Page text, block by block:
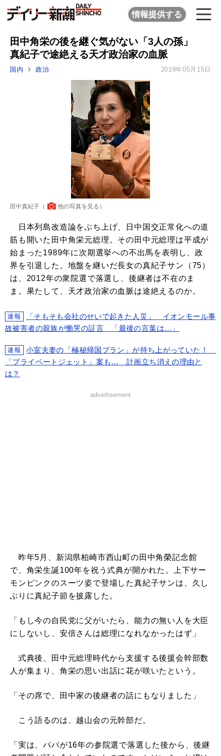
情報提供する
田中角栄の後を継ぐ気がない「3人の孫」
真紀子で途絶える天才政治家の血脈
国内 政治 2019年05月15日
田中真紀子（ 他の写真を見る ）
日本列島改造論をぶち上げ、日中国交正常化への道
筋も開いた田中角栄元総理。その田中元総理は平成が
始まった1989年に次期選挙への不出馬を表明し、政
界を引退した。地盤を継いだ長女の真紀子サン（75）
は、2012年の衆院選で落選し、後継者は不在のま
ま。果たして、天才政治家の血脈は途絶えるのか。
速報
「そもそも会社のせいで起きた人災」 イオンモール事
故被害者の親族が慟哭の証言 「最後の言葉は…」
速報
小室夫妻の「極秘帰国プラン」が持ち上がっていた！
「プライベートジェット」案も… 計画立ち消えの理由と
は？
advertisement
昨年5月、新潟県柏崎市西山町の田中角榮記念館
で、角栄生誕100年を祝う式典が開かれた。上下サー
モンピンクのスーツ姿で登場した真紀子サンは、久し
ぶりに真紀子節を披露した。
「もし今の自民党に父がいたら、能力の無い人を大臣
にしないし、安倍さんは総理になれなかったはず」
式典後、田中元総理時代から支援する後援会幹部数
人が集まり、角栄の思い出話に花が咲いたという。
「その席で、田中家の後継者の話にもなりました」
こう語るのは、越山会の元幹部だ。
「実は、パパが16年の参院選で落選した後から、後継